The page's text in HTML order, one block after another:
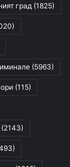
град (1825)
(5963)
(115)
(2143)